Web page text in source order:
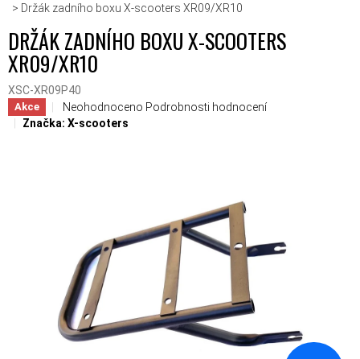
Držák zadního boxu X-scooters XR09/XR10
DRŽÁK ZADNÍHO BOXU X-SCOOTERS
XR09/XR10
XSC-XR09P40
Akce Průměrné hodnocení produktu je 0,0 z 5 hvězdiček.
Neohodnoceno Podrobnosti hodnocení
Značka: X-scooters